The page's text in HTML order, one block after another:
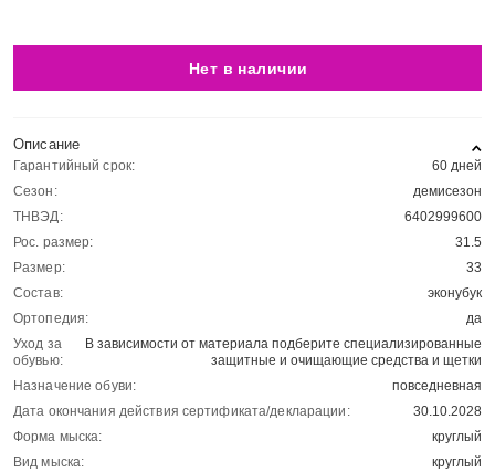
Нет в наличии
Описание
Гарантийный срок:
60 дней
Сезон:
демисезон
ТНВЭД:
6402999600
Рос. размер:
31.5
Размер:
33
Состав:
эконубук
Ортопедия:
да
Уход за
обувью:
В зависимости от материала подберите специализированные
защитные и очищающие средства и щетки
Назначение обуви:
повседневная
Дата окончания действия сертификата/декларации:
30.10.2028
Форма мыска:
круглый
Вид мыска:
круглый